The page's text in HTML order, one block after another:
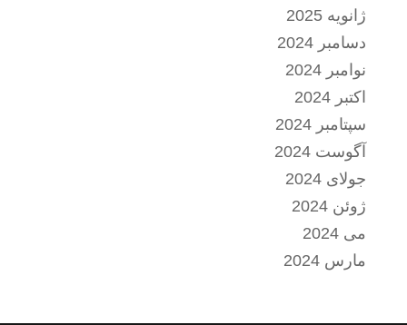
ژانویه 2025
دسامبر 2024
نوامبر 2024
اکتبر 2024
سپتامبر 2024
آگوست 2024
جولای 2024
ژوئن 2024
می 2024
مارس 2024